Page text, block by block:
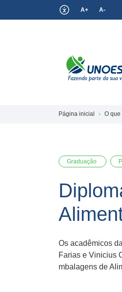
A+ A-
Página inicial O que
Graduação
Os acadêmicos
Farias e Vinicius
mbalagens de